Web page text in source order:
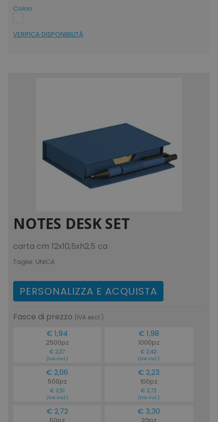
Colori
VERIFICA DISPONIBILITÁ
NOTES DESK SET
carta cm 12x10,5xh2,5 ca
Taglie: UNICA
PERSONALIZZA E ACQUISTA
Fasce di prezzo (IVA escl.)
€ 1,94
2500pz
€ 2,37
(IVA incl.)
€ 1,98
1000pz
€ 2,42
(IVA incl.)
€ 2,06
500pz
€ 2,51
(IVA incl.)
€ 2,23
100pz
€ 2,72
(IVA incl.)
€ 2,72 € 3,30